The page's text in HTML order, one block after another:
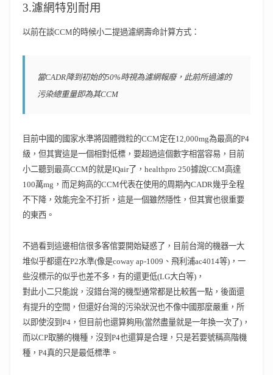
3.濾網特別耐用
以前在談CCM的時候小二提過濾網壽命計算方式：
當CADR降到初始的50%時視為濾網報廢，此前所過濾的
污染總重量即為其CCM
目前中國的國家水準將固體微粒的CCM定在12,000mg為最高的P4
級，但其實這是一個相對低標，要超過這個數字相當容易，目前
小二聽到最高CCM的就是IQair了，healthpro 250據說CCM高達
100萬mg，而足夠高的CCM代表在使用的周期內CADR幾乎全程
不下降，效能完全不打折，這是一個雖然隱性，但其實也很重要
的東西。
不過看到這邊相信很多客倌要開始疑惑了，目前台灣的機器一大
堆似乎都還在P2水準(像是coway ap-1009、飛利浦ac4014等)，一
些沒標示的似乎也差不多，有的還更低(LG大白等)，
對此小二只能說，沒錯台灣的機型通常都是比較舊一點，後面還
有提升的空間，但還好台灣的污染狀況也不像中國那麼嚴重，所
以即使沒到P4，但目前也還算夠用(當然盡量就是一年換一次了)，
而以CP取勝的機種，沒到P4也還算是合理，只是若要號稱高階機
種，P4真的只是最低標準。